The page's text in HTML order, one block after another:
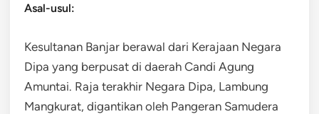
Asal-usul:
Kesultanan Banjar berawal dari Kerajaan Negara
Dipa yang berpusat di daerah Candi Agung
Amuntai. Raja terakhir Negara Dipa, Lambung
Mangkurat, digantikan oleh Pangeran Samudera